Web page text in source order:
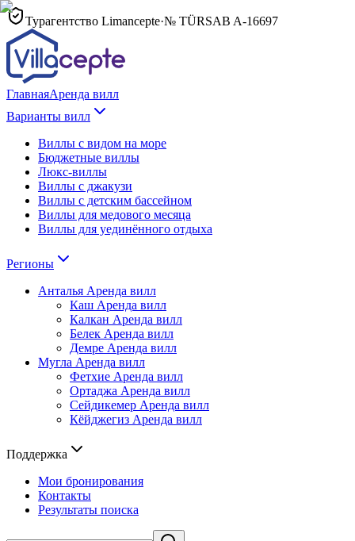
Турагентство Limancepte·№ TÜRSAB A-16697
ГлавнаяАренда вилл
Варианты вилл
Виллы с видом на море
Бюджетные виллы
Люкс-виллы
Виллы с джакузи
Виллы с детским бассейном
Виллы для медового месяца
Виллы для уединённого отдыха
Регионы
Анталья Аренда вилл
Каш Аренда вилл
Калкан Аренда вилл
Белек Аренда вилл
Демре Аренда вилл
Мугла Аренда вилл
Фетхие Аренда вилл
Ортаджа Аренда вилл
Сейдикемер Аренда вилл
Кёйджегиз Аренда вилл
Поддержка
Мои бронирования
Контакты
Результаты поиска